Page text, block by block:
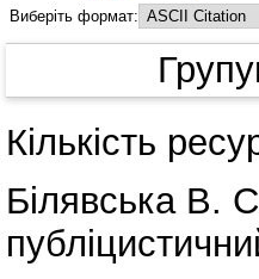
Виберіть формат:
Кількість
Білявська В.